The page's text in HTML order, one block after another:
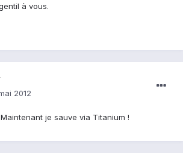
à vous.
2012
je sauve via Titanium !